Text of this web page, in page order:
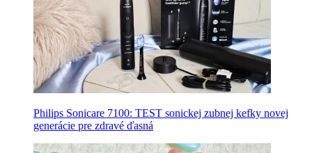
Philips Sonicare 7100: TEST sonickej zubnej kefky novej
generácie pre zdravé ďasná